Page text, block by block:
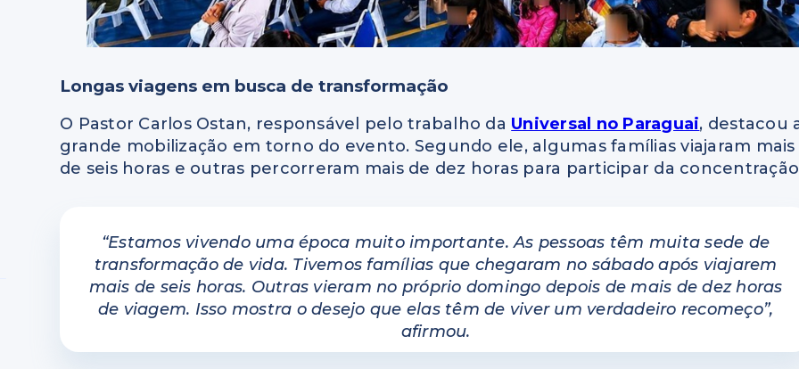
Longas viagens em busca de transformação
O Pastor Carlos Ostan, responsável pelo trabalho da Universal no Paraguai, destacou
grande mobilização em torno do evento. Segundo ele, algumas famílias viajaram mais
de seis horas e outras percorreram mais de dez horas para participar da
“Estamos vivendo uma época muito importante. As pessoas têm muita sede de
transformação de vida. Tivemos famílias que chegaram no sábado após viajarem
mais de seis horas. Outras vieram no próprio domingo depois de mais de dez horas
de viagem. Isso mostra o desejo que elas têm de viver um verdadeiro recomeço”,
afirmou.